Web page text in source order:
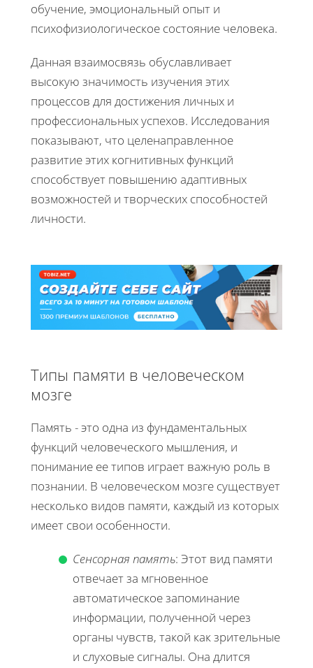
обучение, эмоциональный опыт и
психофизиологическое состояние человека.
Данная взаимосвязь обуславливает
высокую значимость изучения этих
процессов для достижения личных и
профессиональных успехов. Исследования
показывают, что целенаправленное
развитие этих когнитивных функций
способствует повышению адаптивных
возможностей и творческих способностей
личности.
Типы памяти в человеческом
мозге
Память - это одна из фундаментальных
функций человеческого мышления, и
понимание ее типов играет важную роль в
познании. В человеческом мозге существует
несколько видов памяти, каждый из которых
имеет свои особенности.
Сенсорная память: Этот вид памяти
отвечает за мгновенное
автоматическое запоминание
информации, полученной через
органы чувств, такой как зрительные
и слуховые сигналы. Она длится